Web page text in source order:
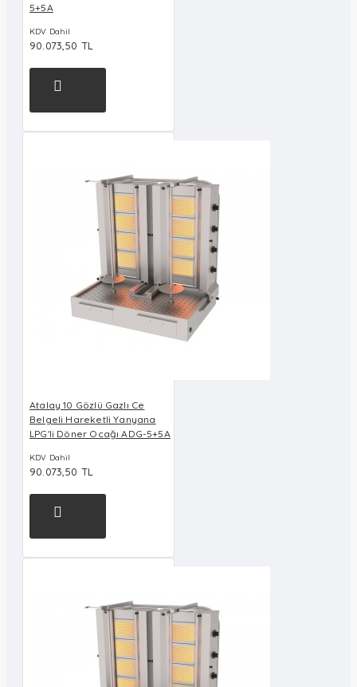
5+5A
KDV Dahil
90.073,50 TL
Atalay 10 Gözlü Gazlı Ce
Belgeli Hareketli Yanyana
LPG'li Döner Ocağı ADG-5+5A
KDV Dahil
90.073,50 TL